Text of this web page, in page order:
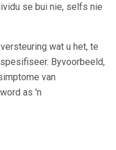
se bui nie, selfs nie
wat u het, te
Byvoorbeeld,
van
as 'n